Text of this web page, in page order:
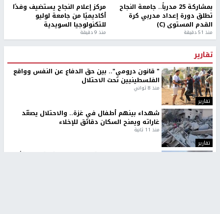
بمشاركة 25 مدرباً.. جامعة النجاح
تطلق دورة إعداد مدربي كرة
القدم المستوى (C)
منذ 51 دقيقة
مركز إعلام النجاح يستضيف وفدًا
أكاديميًا من جامعة لوليو
للتكنولوجيا السويدية
منذ 9 دقيقة
تقارير
تقارير
" قانون درومي".. بين حق الدفاع عن النفس وواقع
الفلسطينيين تحت الاحتلال
منذ 8 ثواني
تقارير
شهداء بينهم أطفال في غزة.. والاحتلال يصعّد
غاراته ويمنح السكان دقائق للإخلاء
منذ 11 ثانية
الإعلام العبري: "معركة مضيق هرمز تستهدف تثبيت